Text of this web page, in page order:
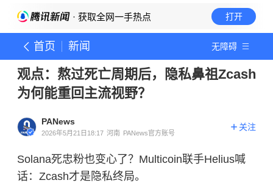
· 获取全网一手热点 打开
首页 新闻 无障碍
观点：熬过死亡周期后，隐私鼻祖Zcash
为何能重回主流视野？
PANews
2026年5月21日18:17 河南 PANews官方账号
关注
Solana死忠粉也变心了？Multicoin联手Helius喊
话：Zcash才是隐私终局。